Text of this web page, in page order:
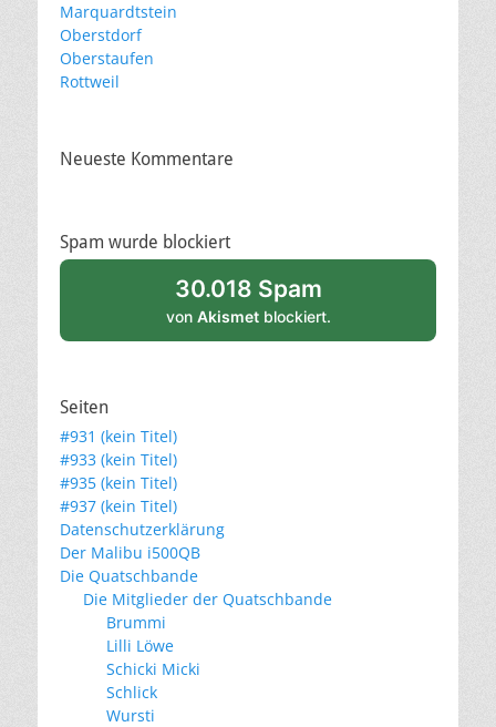
Marquardtstein
Oberstdorf
Oberstaufen
Rottweil
Neueste Kommentare
Spam wurde blockiert
30.018 Spam
von Akismetblockiert.
Seiten
#931 (kein Titel)
#933 (kein Titel)
#935 (kein Titel)
#937 (kein Titel)
Datenschutzerklärung
Der Malibu i500QB
Die Quatschbande
Die Mitglieder der Quatschbande
Brummi
Lilli Löwe
Schicki Micki
Schlick
Wursti